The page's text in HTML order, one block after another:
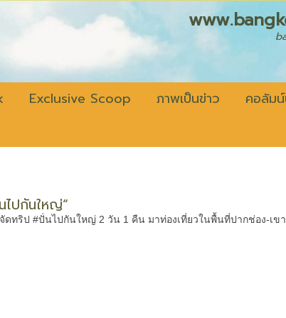
Exclusive Scoop ภาพเป็นข่าว
คอลัม
ไปกันใหญ่“
ดทริป #ปั่นไปกันใหญ่ 2 วัน 1 คืน มาท่องเที่ยวในพื้นที่ปากช่อง-เ